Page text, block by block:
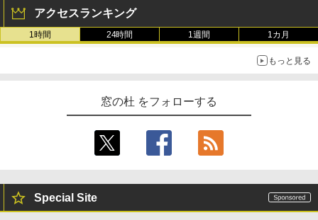
アクセスランキング
1時間 24時間 1週間 1カ月
もっと見る
窓の杜 をフォローする
Special Site